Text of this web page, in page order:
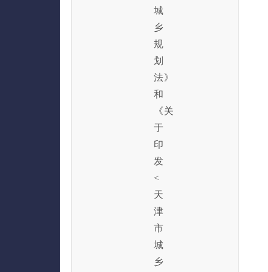
城
乡
规
划
法》
和
《关
于
印
发
<
天
津
市
城
乡